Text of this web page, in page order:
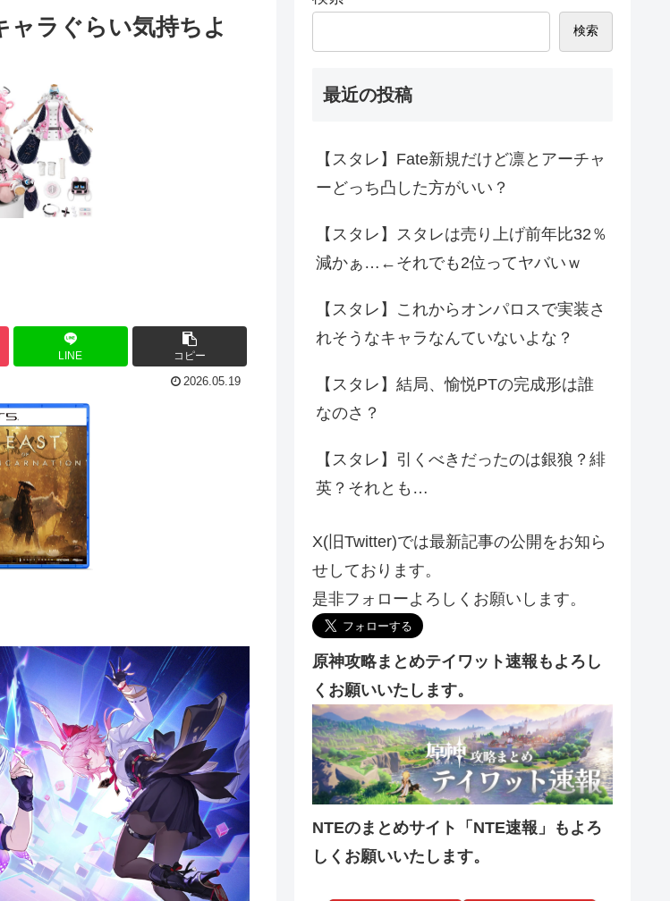
ャラぐらい気持ちよ
LINE コピー
2026.05.19
検索
最近の投稿
【スタレ】Fate新規だけど凛とアーチャ
ーどっち凸した方がいい？
【スタレ】スタレは売り上げ前年比32％
減かぁ…←それでも2位ってヤバいｗ
【スタレ】これからオンパロスで実装さ
れそうなキャラなんていないよな？
【スタレ】結局、愉悦PTの完成形は誰
なのさ？
【スタレ】引くべきだったのは銀狼？緋
英？それとも…
X(旧Twitter)では最新記事の公開をお知ら
せしております。
是非フォローよろしくお願いします。
原神攻略まとめテイワット速報もよろし
くお願いいたします。
NTEのまとめサイト「NTE速報」もよろ
しくお願いいたします。